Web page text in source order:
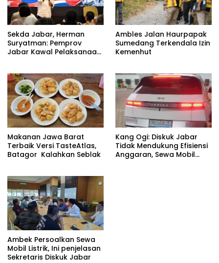
Sekda Jabar, Herman
Suryatman: Pemprov
Jabar Kawal Pelaksanaan
Ambles Jalan Haurpapak
Sumedang Terkendala Izin
Kemenhut
Makanan Jawa Barat
Terbaik Versi TasteAtlas,
Batagor Kalahkan Seblak
Kang Ogi: Diskuk Jabar
Tidak Mendukung Efisiensi
Anggaran, Sewa Mobil
Ambek Persoalkan Sewa
Mobil Listrik, Ini penjelasan
Sekretaris Diskuk Jabar